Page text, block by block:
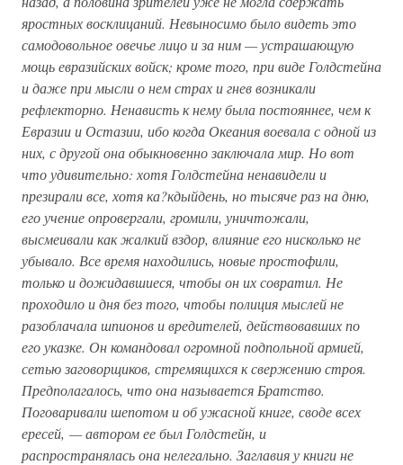
яростных восклицаний. Невыносимо было видеть это
самодовольное овечье лицо и за ним — устрашающую
мощь евразийских войск; кроме того, при виде Голдстейна
и даже при мысли о нем страх и гнев возникали
рефлекторно. Ненависть к нему была постояннее, чем к
Евразии и Остазии, ибо когда Океания воевала с одной из
них, с другой она обыкновенно заключала мир. Но вот
что удивительно: хотя Голдстейна ненавидели и
презирали все, хотя ка?кдыйдень, но тысяче раз на дню,
его учение опровергали, громили, уничтожали,
высмеивали как жалкий вздор, влияние его нисколько не
убывало. Все время находились, новые простофили,
только и дожидавшиеся, чтобы он их совратил. Не
проходило и дня без того, чтобы полиция мыслей не
разоблачала шпионов и вредителей, действовавших по
его указке. Он командовал огромной подпольной армией,
сетью заговорщиков, стремящихся к свержению строя.
Предполагалось, что она называется Братство.
Поговаривали шепотом и об ужасной книге, своде всех
ересей, — автором ее был Голдстейн, и
распространялась она нелегально. Заглавия у книги не